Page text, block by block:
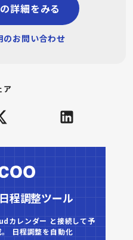
詳細をみる
のお問い合わせ
ア
程調整ツール
レンダー と接続して予
日程調整を自動化